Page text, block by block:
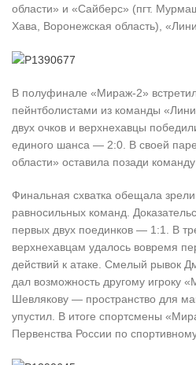
области» и «Сайберс» (пгт.
Хава, Воронежская область),
В полуфинале «Мираж-2»
пейнтболистами из команды
двух очков и верхнехавцы
единого шанса — 2:0. В своей
области» оставила позади
Финальная схватка обещала
равносильных команд.
первых двух поединков — 1:1. В
верхнехавцам удалось вовремя
действий к атаке. Смелый рывок
дал возможность другому
Шевлякову — пространство для
упустил. В итоге спортсмены
Первенства России по